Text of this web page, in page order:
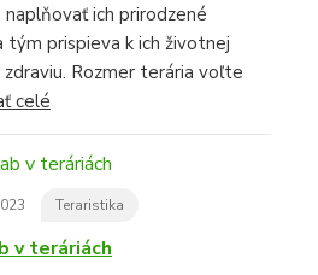
naplňovať ich prirodzené
prispieva k ich životnej
Rozmer terária voľte
celé
Teraristika
v teráriách